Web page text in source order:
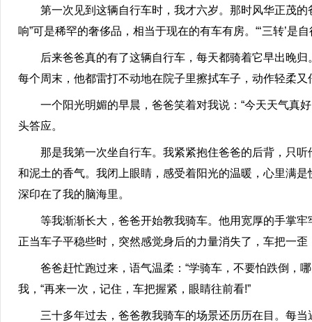
第一次见到这辆自行车时，我才六岁。那时风华正茂的
响”可是稀罕的奢侈品，相当于现在的有车有房。“‘三转’是
后来爸爸真的有了这辆自行车，每天都骑着它早出晚归
每个周末，他都雷打不动地在院子里擦拭车子，动作轻柔
一个阳光明媚的早晨，爸爸笑着对我说：“今天天气真好
头答应。
那是我第一次坐自行车。我紧紧抱住爸爸的后背，只听
和泥土的香气。我闭上眼睛，感受着阳光的温暖，心里满
深印在了我的脑海里。
等我渐渐长大，爸爸开始教我骑车。他用宽厚的手掌牢
正当车子平稳些时，突然感觉身后的力量消失了，车把一
爸爸赶忙跑过来，语气温柔：“学骑车，不要怕跌倒，哪
我，“再来一次，记住，车把握紧，眼睛往前看!”
三十多年过去，爸爸教我骑车的场景还历历在目。每当